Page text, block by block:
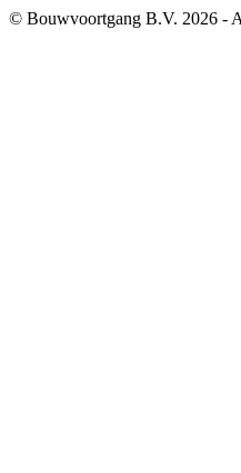
© Bouwvoortgang B.V. 2026 -